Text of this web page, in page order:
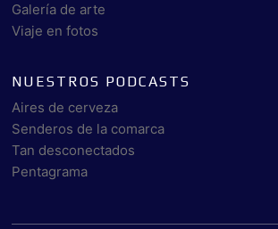
Galería de arte
Viaje en fotos
NUESTROS PODCASTS
Aires de cerveza
Senderos de la comarca
Tan desconectados
Pentagrama